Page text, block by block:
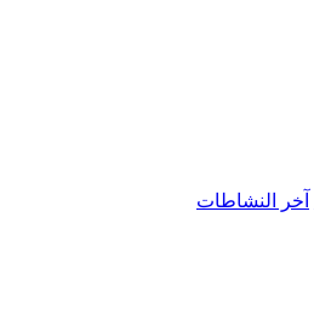
آخر النشاطات